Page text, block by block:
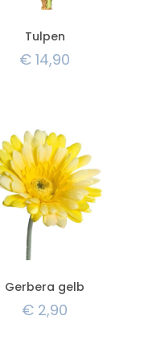
Tulpen
€ 14,90
Gerbera gelb
€ 2,90